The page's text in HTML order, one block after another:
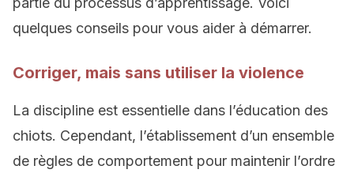
quelques conseils pour vous aider à démarrer.
Corriger, mais sans utiliser la violence
La discipline est essentielle dans l’éducation des
chiots. Cependant, l’établissement d’un ensemble
de règles de comportement pour maintenir l’ordre